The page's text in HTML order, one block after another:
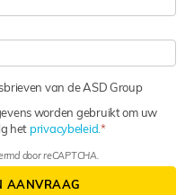
van de ASD Group
worden gebruikt om uw
het privacybeleid.
door reCAPTCHA.
AANVRAAG